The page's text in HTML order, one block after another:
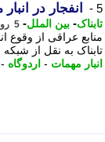
5 - انفجار در
تابناک- بین الملل- 5 روز پیش - یکشنبه 11 مرداد 1405، 18:50
منابع عراقی از وقوع
تابناک به نقل از
انبار مهمات - اردوگاه -